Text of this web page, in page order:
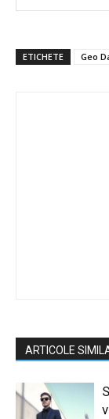
ETICHETE Geo
ARTICOLE